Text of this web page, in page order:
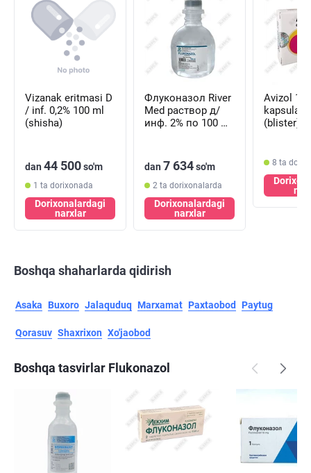
Vizanak eritmasi D
/ inf. 0,2% 100 ml
(shisha)
dan 44 500so'm
1 ta dorixonada
Dorixonalardagi
narxlar
Флуконазол River
Med раствор д/
инф. 2% по 100 мл
dan 7 634so'm
2 ta dorixonalarda
Dorixonalardagi
narxlar
Avizol 100
(blister)
8 ta
Boshqa shaharlarda qidirish
Asaka Buxoro Jalaquduq Marxamat Paxtaobod Paytug
Qorasuv Shaxrixon Xo'jaobod
Boshqa tasvirlar Flukonazol